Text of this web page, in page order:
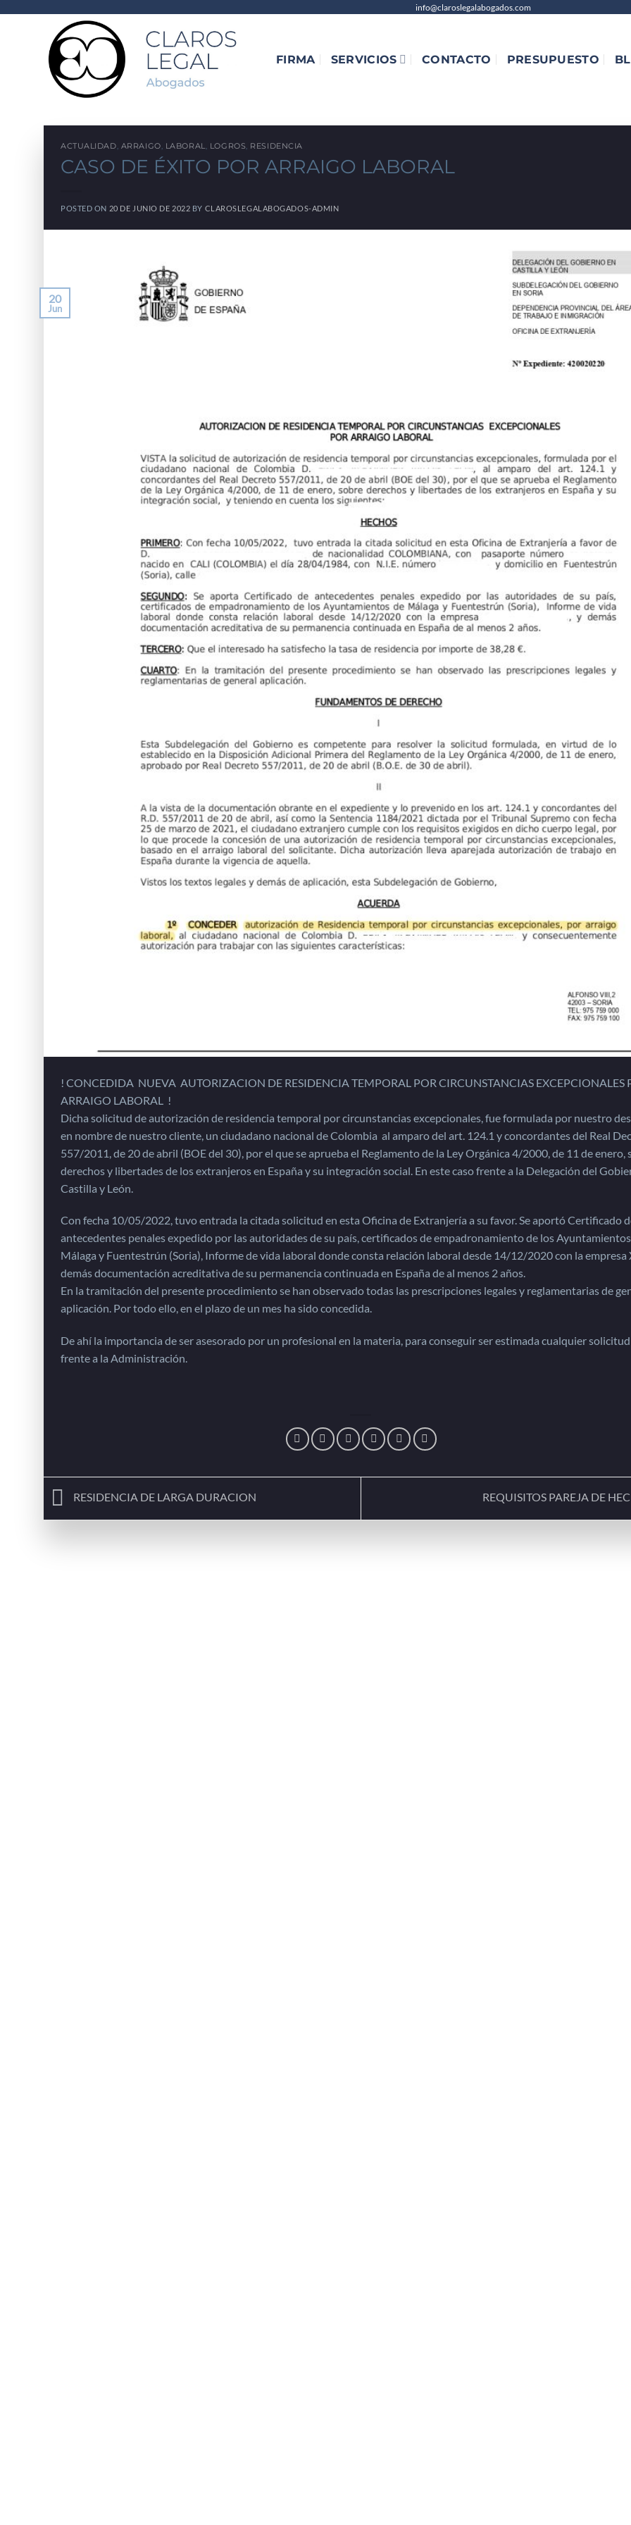
info@claroslegalabogados.com
FIRMA SERVICIOS CONTACTO PRESUPUESTO
ACTUALIDAD, ARRAIGO, LABORAL, LOGROS, RESIDENCIA
CASO DE ÉXITO POR ARRAIGO LABORAL
POSTED ON 20 DE JUNIO DE 2022 BY CLAROSLEGALABOGADOS-ADMIN
20
Jun
! CONCEDIDA NUEVA AUTORIZACION DE RESIDENCIA TEMPORAL POR CIRCUNSTANCIAS EXCEPCIONALES
ARRAIGO LABORAL !
Dicha solicitud de autorización de residencia temporal por circunstancias excepcionales, fue formulada por nuestro
en nombre de nuestro cliente, un ciudadano nacional de Colombia al amparo del art. 124.1 y concordantes del Real
557/2011, de 20 de abril (BOE del 30), por el que se aprueba el Reglamento de la Ley Orgánica 4/2000, de 11 de enero,
derechos y libertades de los extranjeros en España y su integración social. En este caso frente a la Delegación del
Castilla y León.
Con fecha 10/05/2022, tuvo entrada la citada solicitud en esta Oficina de Extranjería a su favor. Se aportó Certificado
antecedentes penales expedido por las autoridades de su país, certificados de empadronamiento de los
Málaga y Fuentestrún (Soria), Informe de vida laboral donde consta relación laboral desde 14/12/2020 con la empresa
demás documentación acreditativa de su permanencia continuada en España de al menos 2 años.
En la tramitación del presente procedimiento se han observado todas las prescripciones legales y reglamentarias de
aplicación. Por todo ello, en el plazo de un mes ha sido concedida.
De ahí la importancia de ser asesorado por un profesional en la materia, para conseguir ser estimada cualquier solicitud
frente a la Administración.
RESIDENCIA DE LARGA DURACION REQUISITOS PAREJA DE